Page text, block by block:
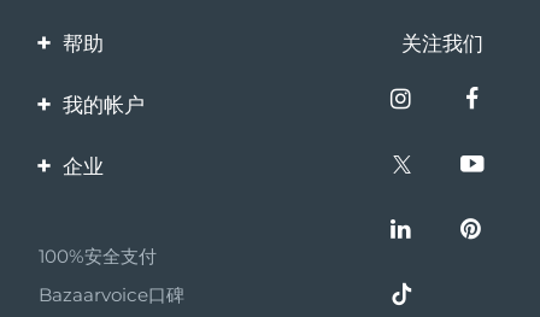
帮助
联系我们
保修与退换货
关注我们
我的帐户
产品注册
企业
伙伴计划
联盟新闻
100%安全支付
Bazaarvoice口碑